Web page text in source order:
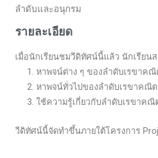
ลำดับและอนุกรม
รายละเอียด
เมื่อนักเรียนชมวีดิทัศน์นี้แล้ว นักเรียน
1. หาพจน์ต่าง ๆ ของลำดับเรขาคณิ
2. หาพจน์ทั่วไปของลำดับเรขาคณิต
3. ใช้ความรู้เกี่ยวกับลำดับเรขาคณิ
วีดิทัศน์นี้จัดทำขึ้นภายใต้โครงการ